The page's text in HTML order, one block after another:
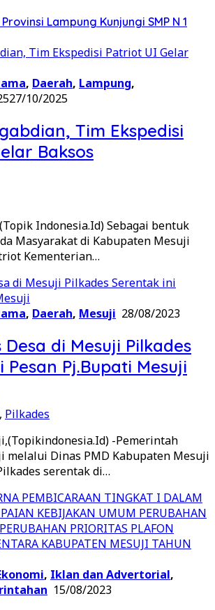
Lampung Kunjungi SMP N 1
, Daerah, Lampung,
27/10/2025
Tim Ekspedisi
Baksos
Indonesia.Id) Sebagai bentuk
Masyarakat di Kabupaten Mesuji
Kementerian…
, Daerah, Mesuji 28/08/2023
Desa di Mesuji Pilkades
Pesan Pj.Bupati Mesuji
, Pilkades
-Pemerintah
melalui Dinas PMD Kabupaten Mesuji
serentak di…
, Iklan dan Advertorial,
15/08/2023